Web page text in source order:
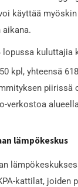
käyttää
lopussa kuluttajia
kpl, yhteensä
piirissä
verkostoa
lämpökeskus
kattilat, joiden